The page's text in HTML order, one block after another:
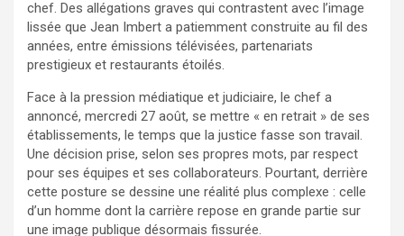
chef. Des allégations graves qui contrastent avec l’image
lissée que Jean Imbert a patiemment construite au fil des
années, entre émissions télévisées, partenariats
prestigieux et restaurants étoilés.
Face à la pression médiatique et judiciaire, le chef a
annoncé, mercredi 27 août, se mettre « en retrait » de ses
établissements, le temps que la justice fasse son travail.
Une décision prise, selon ses propres mots, par respect
pour ses équipes et ses collaborateurs. Pourtant, derrière
cette posture se dessine une réalité plus complexe : celle
d’un homme dont la carrière repose en grande partie sur
une image publique désormais fissurée.